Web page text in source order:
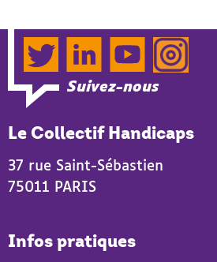
Suivez-nous
TwitterLinkedInYouTubeInstagram
Le Collectif Handicaps
37 rue Saint-Sébastien
75011 PARIS
Infos pratiques